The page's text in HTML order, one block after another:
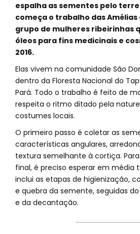
espalha as sementes pelo
começa o trabalho das Amélias
grupo de mulheres ribeirinhas
óleos para fins medicinais e
2016.
Elas vivem na comunidade São
dentro da Floresta Nacional do
Pará. Todo o trabalho é feito de
respeita o ritmo ditado pela
costumes locais.
O primeiro passo é coletar as
características angulares,
textura semelhante à cortiça.
final, é preciso esperar em média
inclui as etapas de higienização,
e quebra da semente, seguidas
e da decantação.